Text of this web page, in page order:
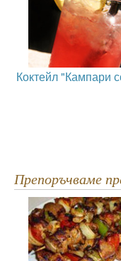
Коктейл "Кампари
Препоръчваме